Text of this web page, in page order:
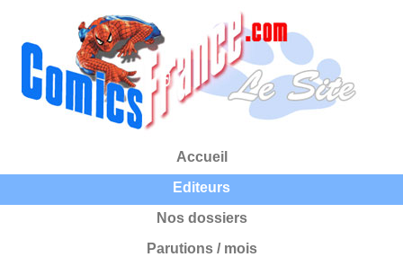
Accueil
Editeurs
Nos dossiers
Parutions / mois